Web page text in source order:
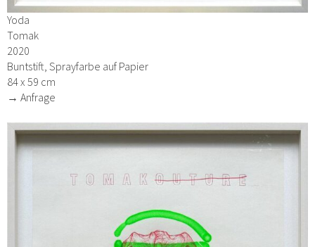
Yoda
Tomak
2020
Buntstift, Sprayfarbe auf Papier
84 x 59 cm
→ Anfrage